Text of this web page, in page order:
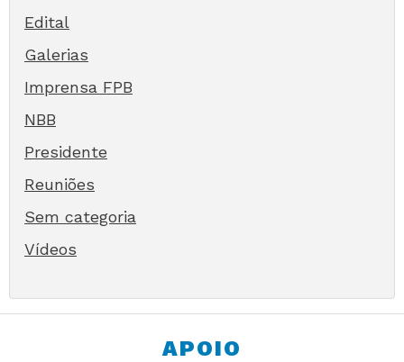
Edital
Galerias
Imprensa FPB
NBB
Presidente
Reuniões
Sem categoria
Vídeos
APOIO